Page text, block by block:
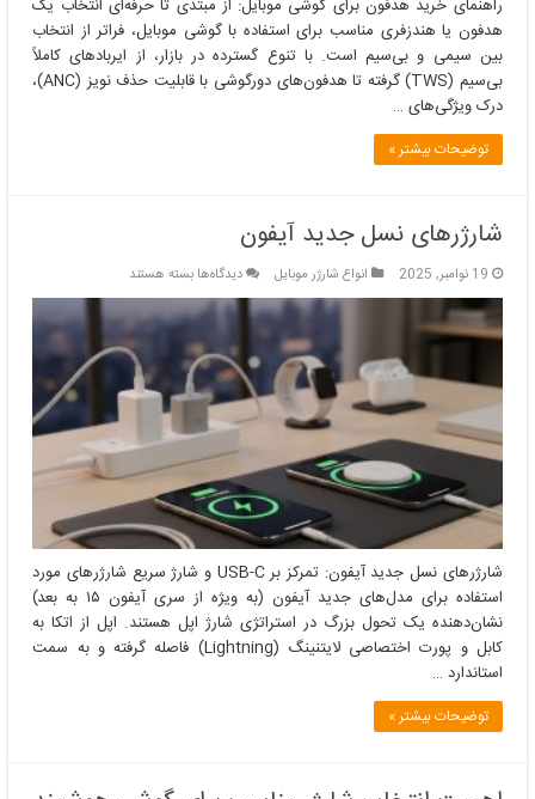
راهنمای خرید هدفون برای گوشی موبایل: از مبتدی تا حرفه‌ای انتخاب یک
هدفون یا هندزفری مناسب برای استفاده با گوشی موبایل، فراتر از انتخاب
بین سیمی و بی‌سیم است. با تنوع گسترده در بازار، از ایربادهای کاملاً
بی‌سیم (TWS) گرفته تا هدفون‌های دورگوشی با قابلیت حذف نویز (ANC)،
درک ویژگی‌های …
توضیحات بیشتر »
شارژرهای نسل جدید آیفون
19 نوامبر, 2025 انواع شارژر موبایل دیدگاه‌هابرای
شارژرهای
نسل
جدید
آیفون
بسته هستند
شارژرهای نسل جدید آیفون: تمرکز بر USB-C و شارژ سریع شارژرهای مورد
استفاده برای مدل‌های جدید آیفون (به ویژه از سری آیفون ۱۵ به بعد)
نشان‌دهنده یک تحول بزرگ در استراتژی شارژ اپل هستند. اپل از اتکا به
کابل و پورت اختصاصی لایتنینگ (Lightning) فاصله گرفته و به سمت
استاندارد …
توضیحات بیشتر »